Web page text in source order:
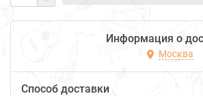
Информация о
Москва
Способ доставки